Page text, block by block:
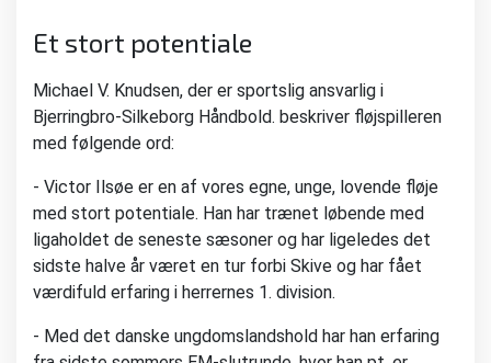
Et stort potentiale
Michael V. Knudsen, der er sportslig ansvarlig i
Bjerringbro-Silkeborg Håndbold. beskriver fløjspilleren
med følgende ord:
- Victor Ilsøe er en af vores egne, unge, lovende fløje
med stort potentiale. Han har trænet løbende med
ligaholdet de seneste sæsoner og har ligeledes det
sidste halve år været en tur forbi Skive og har fået
værdifuld erfaring i herrernes 1. division.
- Med det danske ungdomslandshold har han erfaring